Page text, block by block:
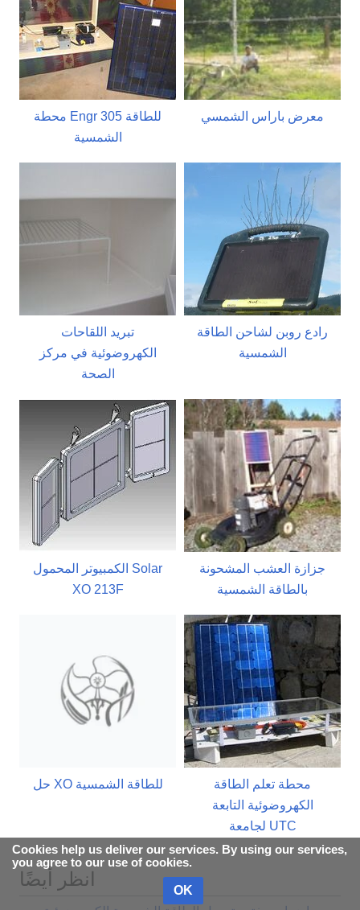
محطة Engr 305 للطاقة
الشمسية
معرض باراس الشمسي
تبريد اللقاحات
الكهروضوئية في مركز
الصحة
رادع روبن لشاحن الطاقة
الشمسية
الكمبيوتر المحمول Solar
XO 213F
جزازة العشب المشحونة
بالطاقة الشمسية
حل XO للطاقة الشمسية
محطة تعلم الطاقة
الكهروضوئية التابعة
لجامعة UTC
انظر أيضًا
Cookies help us deliver our services. By using our services,
you agree to our use of cookies.
OK